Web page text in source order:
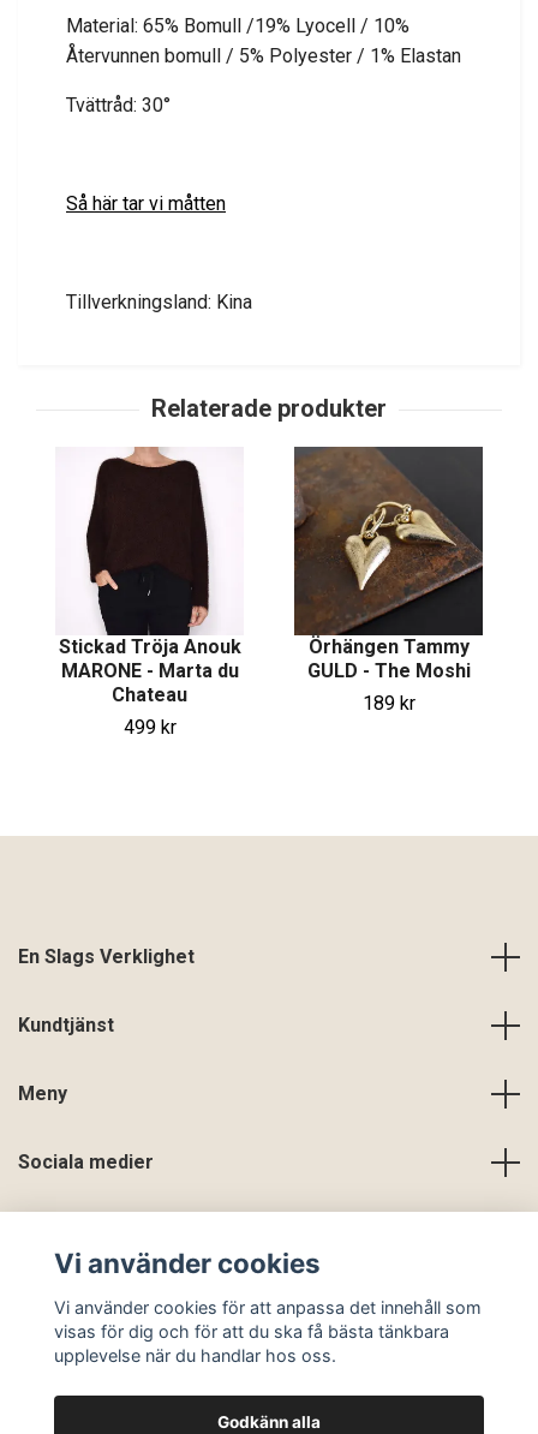
Material: 65% Bomull /19% Lyocell / 10%
Återvunnen bomull / 5% Polyester / 1% Elastan
Tvättråd: 30°
Så här tar vi måtten
Tillverkningsland: Kina
Stickad Tröja Anouk
MARONE - Marta du
Chateau
499 kr
Örhängen Tammy
GULD - The Moshi
189 kr
En Slags Verklighet
Kundtjänst
Meny
Sociala medier
Vi använder cookies
Vi använder cookies för att anpassa det innehåll som
visas för dig och för att du ska få bästa tänkbara
upplevelse när du handlar hos oss.
Godkänn alla